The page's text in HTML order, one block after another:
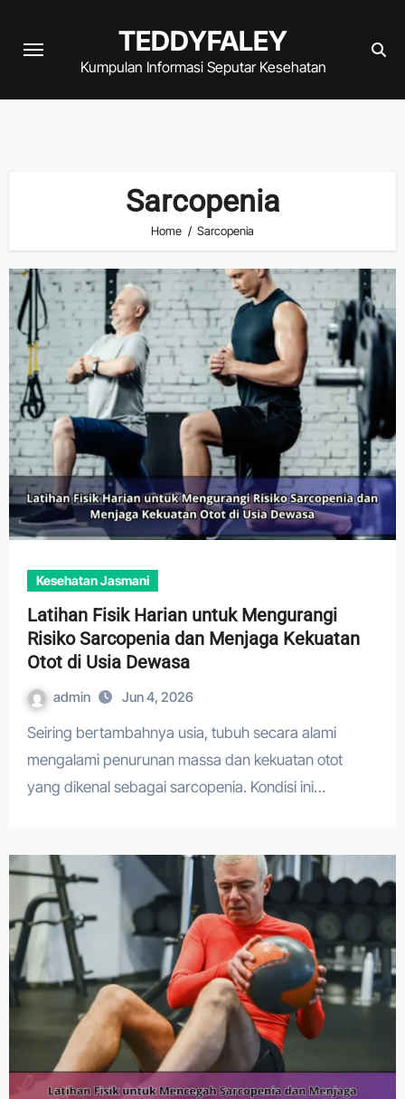
TEDDYFALEY
Kumpulan Informasi Seputar Kesehatan
Sarcopenia
Home Sarcopenia
Kesehatan Jasmani
Latihan Fisik Harian untuk Mengurangi
Risiko Sarcopenia dan Menjaga Kekuatan
Otot di Usia Dewasa
admin Jun 4, 2026
Seiring bertambahnya usia, tubuh secara alami
mengalami penurunan massa dan kekuatan otot
yang dikenal sebagai sarcopenia. Kondisi ini…